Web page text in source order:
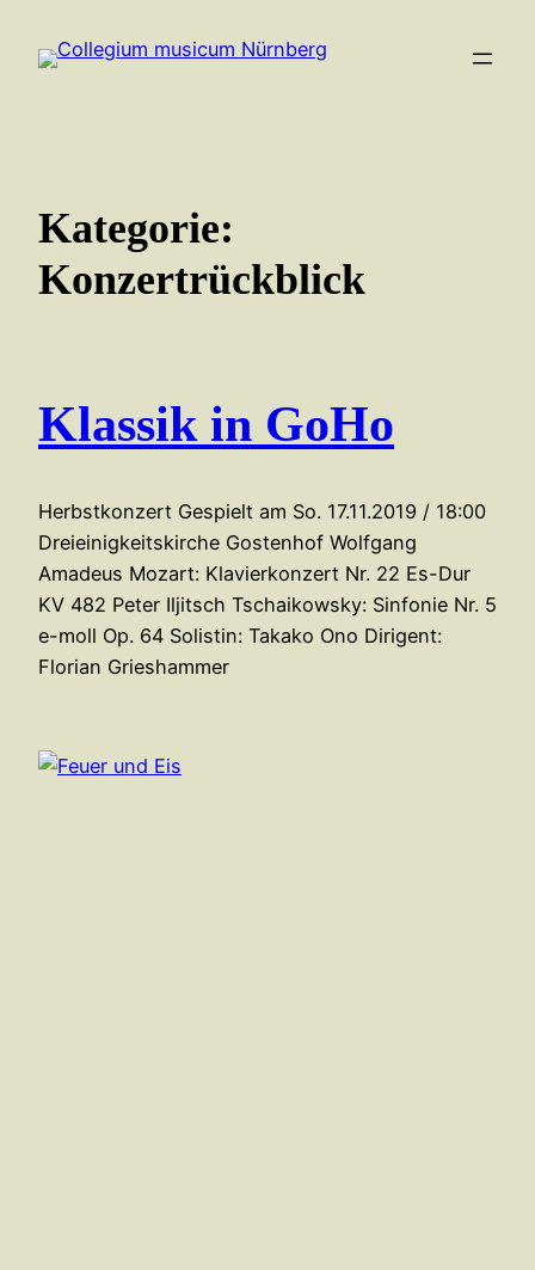
Inhalt
Kategorie:
Konzertrückblick
Klassik in GoHo
Herbstkonzert Gespielt am So. 17.11.2019 / 18:00
Dreieinigkeitskirche Gostenhof Wolfgang
Amadeus Mozart: Klavierkonzert Nr. 22 Es-Dur
KV 482 Peter Iljitsch Tschaikowsky: Sinfonie Nr. 5
e-moll Op. 64 Solistin: Takako Ono Dirigent:
Florian Grieshammer